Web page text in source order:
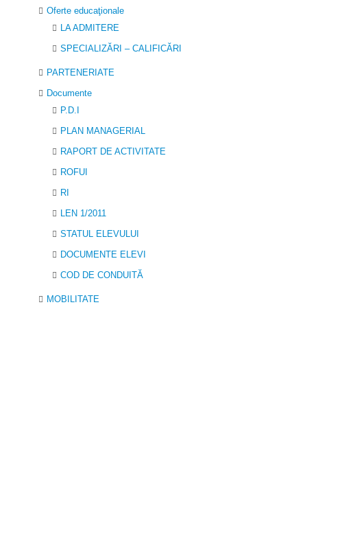
Oferte educaţionale
LA ADMITERE
SPECIALIZĂRI – CALIFICĂRI
PARTENERIATE
Documente
P.D.I
PLAN MANAGERIAL
RAPORT DE ACTIVITATE
ROFUI
RI
LEN 1/2011
STATUL ELEVULUI
DOCUMENTE ELEVI
COD DE CONDUITĂ
MOBILITATE